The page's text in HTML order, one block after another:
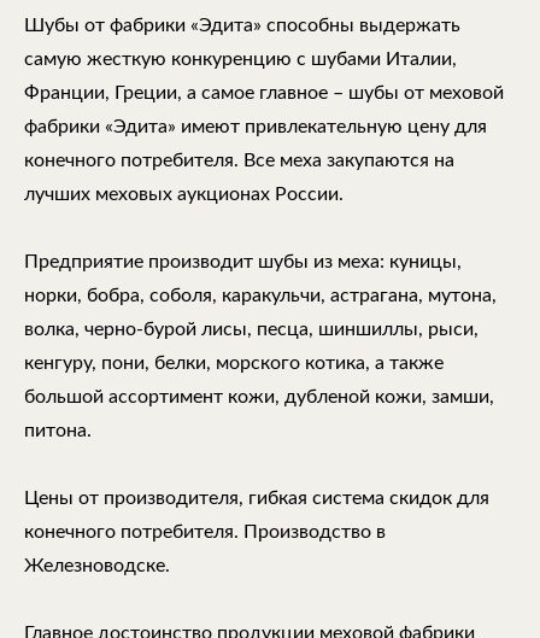
Шубы от фабрики «Эдита» способны выдержать
самую жесткую конкуренцию с шубами Италии,
Франции, Греции, а самое главное – шубы от меховой
фабрики «Эдита» имеют привлекательную цену для
конечного потребителя. Все меха закупаются на
лучших меховых аукционах России.
Предприятие производит шубы из меха: куницы,
норки, бобра, соболя, каракульчи, астрагана, мутона,
волка, черно-бурой лисы, песца, шиншиллы, рыси,
кенгуру, пони, белки, морского котика, а также
большой ассортимент кожи, дубленой кожи, замши,
питона.
Цены от производителя, гибкая система скидок для
конечного потребителя. Производство в
Железноводске.
Главное достоинство продукции меховой фабрики